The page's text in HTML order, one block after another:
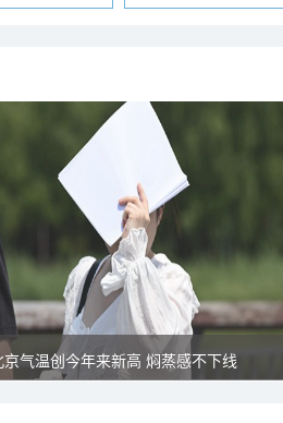
京气温创今年来新高 焖蒸感不下线